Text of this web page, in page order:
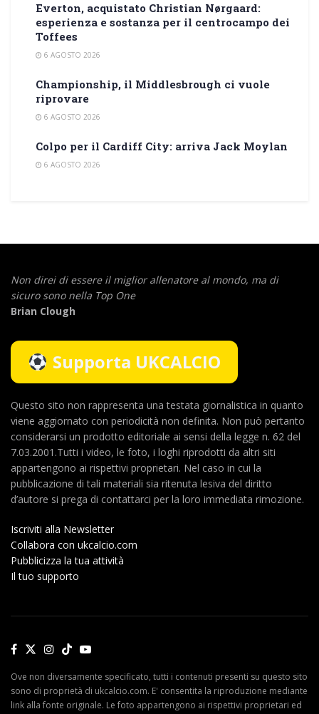
Everton, acquistato Christian Nørgaard:
esperienza e sostanza per il centrocampo dei
Toffees
6 AGOSTO 2026
Championship, il Middlesbrough ci vuole
riprovare
6 AGOSTO 2026
Colpo per il Cardiff City: arriva Jack Moylan
6 AGOSTO 2026
Non direi di essere il miglior allenatore al mondo, ma di
sicuro sono nella Top One
Brian Clough
Supporta UKCALCIO
Questo sito non rappresenta una testata giornalistica in quanto
viene aggiornato con periodicità non definita. Non può pertanto
considerarsi un prodotto editoriale ai sensi della legge n. 62 del
7.03.2001.Tutti i video, le foto, i loghi riprodotti da altri siti
appartengono ai rispettivi proprietari. Nel caso in cui la
pubblicazione di tali materiali sia ritenuta lesiva del diritto
d’autore si prega di contattarci per la loro immediata rimozione.
Iscriviti alla Newsletter
Collabora con ukcalcio.com
Pubblicizza la tua attività
Il tuo supporto
Ove non diversamente specificato, tutti i contenuti presenti su questo sito
sono di proprietà di ukcalcio.com. E' consentita la riproduzione mediante
link alla fonte originale. Le foto appartengono ai rispettivi proprietari ed